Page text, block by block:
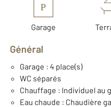
P
Garage
Général
Garage : 4 place(s)
WC séparés
Chauffage : Individuel au
Eau chaude : Chaudière